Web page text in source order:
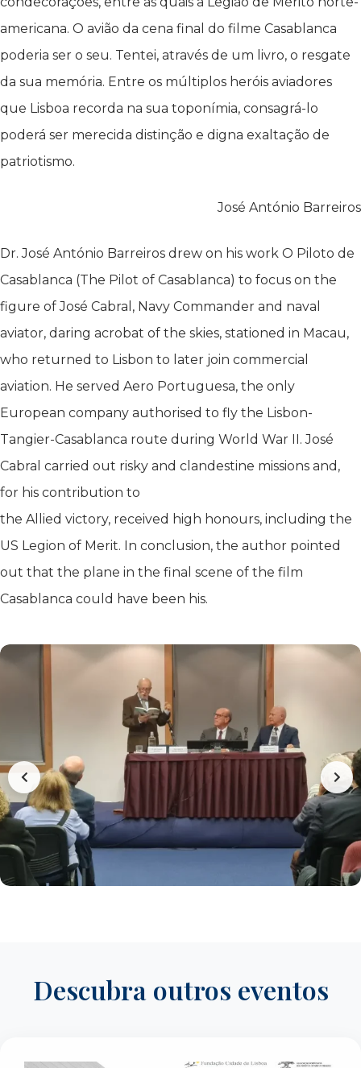
americana. O avião da cena final do filme Casablanca
poderia ser o seu. Tentei, através de um livro, o resgate
da sua memória. Entre os múltiplos heróis aviadores
que Lisboa recorda na sua toponímia, consagrá-lo
poderá ser merecida distinção e digna exaltação de
patriotismo.
José António Barreiros
Dr. José António Barreiros drew on his work O Piloto de
Casablanca (The Pilot of Casablanca) to focus on the
figure of José Cabral, Navy Commander and naval
aviator, daring acrobat of the skies, stationed in Macau,
who returned to Lisbon to later join commercial
aviation. He served Aero Portuguesa, the only
European company authorised to fly the Lisbon-
Tangier-Casablanca route during World War II. José
Cabral carried out risky and clandestine missions and,
for his contribution to
the Allied victory, received high honours, including the
US Legion of Merit. In conclusion, the author pointed
out that the plane in the final scene of the film
Casablanca could have been his.
Descubra outros eventos